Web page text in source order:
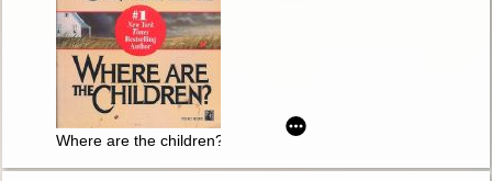
Where are the children?